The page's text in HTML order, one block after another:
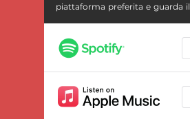
piattaforma preferita e guarda